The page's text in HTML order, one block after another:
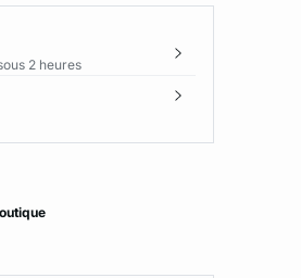
2 heures